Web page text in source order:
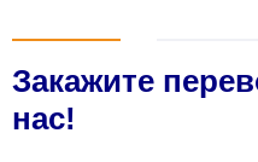
Закажите
нас!